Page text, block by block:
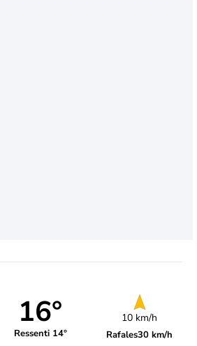
16°
Ressenti 14°
10 km/h
Rafales30 km/h